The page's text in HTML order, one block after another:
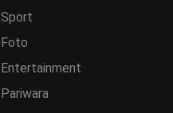
Sport
Foto
Entertainment
Pariwara